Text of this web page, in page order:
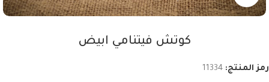
كوتش فيتنامي ابيض
رمز المنتج: 11334